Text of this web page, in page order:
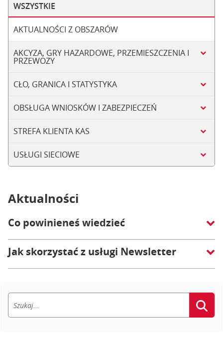
WSZYSTKIE
AKTUALNOŚCI Z OBSZARÓW
AKCYZA, GRY HAZARDOWE, PRZEMIESZCZENIA I
PRZEWOZY
CŁO, GRANICA I STATYSTYKA
OBSŁUGA WNIOSKÓW I ZABEZPIECZEŃ
STREFA KLIENTA KAS
USŁUGI SIECIOWE
Aktualności
Co powinieneś wiedzieć
Jak skorzystać z usługi Newsletter